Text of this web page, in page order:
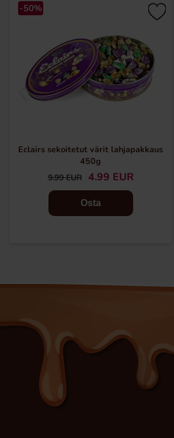
-50%
Eclairs sekoitetut värit lahjapakkaus
450g
9.99 EUR 4.99 EUR
Osta